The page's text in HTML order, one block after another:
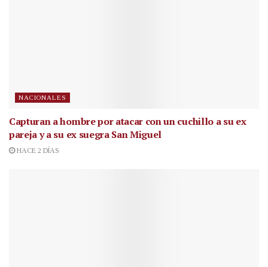
NACIONALES
Capturan a hombre por atacar con un cuchillo a su ex
pareja y a su ex suegra San Miguel
HACE 2 DÍAS